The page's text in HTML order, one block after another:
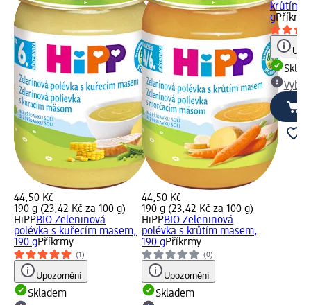
44,50 Kč
190 g (23,42 Kč za 100 g)
HiPPBIO Zeleninová
polévka s kuřecím masem,
190 gPříkrmy
(1)
Upozornění
Skladem
44,50 Kč
190 g (23,42 Kč za 100 g)
HiPPBIO Zeleninová
polévka s krůtím masem,
190 gPříkrmy
(0)
Upozornění
Skladem
krůtím
gPříkrmy